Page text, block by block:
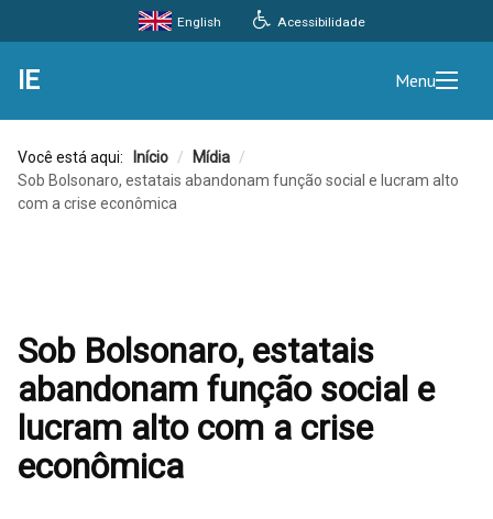
Acessibilidade
English
IE Menu
Você está aqui: Início / Mídia /
Sob Bolsonaro, estatais abandonam função social e lucram alto
com a crise econômica
Sob Bolsonaro, estatais
abandonam função social e
lucram alto com a crise
econômica